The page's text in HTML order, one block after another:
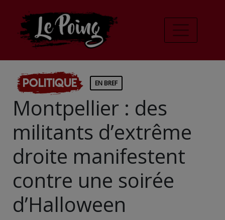
Politique EN BREF
Montpellier : des
militants d’extrême
droite manifestent
contre une soirée
d’Halloween